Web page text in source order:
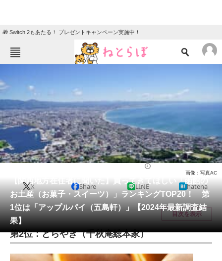
🎁 Switch 2もあたる！ プレゼントキャンペーン実施中！
エンタメ クイズ
グルメ 地域
住まい 教育・育児
動物 リサーチ
メディア
ITの今と未来を見通す
【関西地方在住者に聞いた】買ってきてほしい「函館の
お土産（お菓子・スイーツ）」ランキングTOP20！ 第
1位は「アップルパイ（五島軒）」【2024年最新調査結
果】
画像：写真AC
X Share LINE hatena
目次を表示
第2位：どらやき（千秋庵総本家）